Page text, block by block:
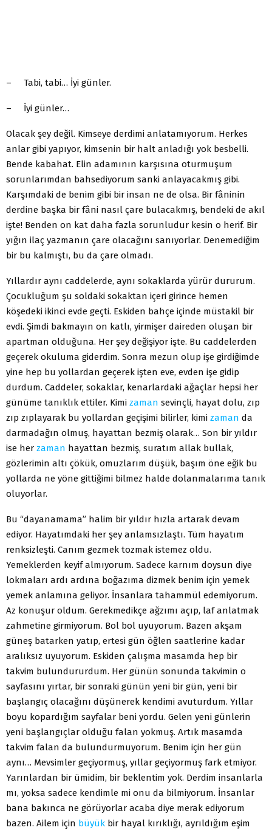
– Tabi, tabi… İyi günler.
– İyi günler…
Olacak şey değil. Kimseye derdimi anlatamıyorum. Herkes
anlar gibi yapıyor, kimsenin bir halt anladığı yok besbelli.
Bende kabahat. Elin adamının karşısına oturmuşum
sorunlarımdan bahsediyorum sanki anlayacakmış gibi.
Karşımdaki de benim gibi bir insan ne de olsa. Bir fâninin
derdine başka bir fâni nasıl çare bulacakmış, bendeki de akıl
işte! Benden on kat daha fazla sorunludur kesin o herif. Bir
yığın ilaç yazmanın çare olacağını sanıyorlar. Denemediğim
bir bu kalmıştı, bu da çare olmadı.
Yıllardır aynı caddelerde, aynı sokaklarda yürür dururum.
Çocukluğum şu soldaki sokaktan içeri girince hemen
köşedeki ikinci evde geçti. Eskiden bahçe içinde müstakil bir
evdi. Şimdi bakmayın on katlı, yirmişer daireden oluşan bir
apartman olduğuna. Her şey değişiyor işte. Bu caddelerden
geçerek okuluma giderdim. Sonra mezun olup işe girdiğimde
yine hep bu yollardan geçerek işten eve, evden işe gidip
durdum. Caddeler, sokaklar, kenarlardaki ağaçlar hepsi her
günüme tanıklık ettiler. Kimi zaman sevinçli, hayat dolu, zıp
zıp zıplayarak bu yollardan geçişimi bilirler, kimi zaman da
darmadağın olmuş, hayattan bezmiş olarak… Son bir yıldır
ise her zaman hayattan bezmiş, suratım allak bullak,
gözlerimin altı çökük, omuzlarım düşük, başım öne eğik bu
yollarda ne yöne gittiğimi bilmez halde dolanmalarıma tanık
oluyorlar.
Bu “dayanamama” halim bir yıldır hızla artarak devam
ediyor. Hayatımdaki her şey anlamsızlaştı. Tüm hayatım
renksizleşti. Canım gezmek tozmak istemez oldu.
Yemeklerden keyif almıyorum. Sadece karnım doysun diye
lokmaları ardı ardına boğazıma dizmek benim için yemek
yemek anlamına geliyor. İnsanlara tahammül edemiyorum.
Az konuşur oldum. Gerekmedikçe ağzımı açıp, laf anlatmak
zahmetine girmiyorum. Bol bol uyuyorum. Bazen akşam
güneş batarken yatıp, ertesi gün öğlen saatlerine kadar
aralıksız uyuyorum. Eskiden çalışma masamda hep bir
takvim bulundururdum. Her günün sonunda takvimin o
sayfasını yırtar, bir sonraki günün yeni bir gün, yeni bir
başlangıç olacağını düşünerek kendimi avuturdum. Yıllar
boyu kopardığım sayfalar beni yordu. Gelen yeni günlerin
yeni başlangıçlar olduğu falan yokmuş. Artık masamda
takvim falan da bulundurmuyorum. Benim için her gün
aynı… Mevsimler geçiyormuş, yıllar geçiyormuş fark etmiyor.
Yarınlardan bir ümidim, bir beklentim yok. Derdim insanlarla
mı, yoksa sadece kendimle mi onu da bilmiyorum. İnsanlar
bana bakınca ne görüyorlar acaba diye merak ediyorum
bazen. Ailem için büyük bir hayal kırıklığı, ayrıldığım eşim